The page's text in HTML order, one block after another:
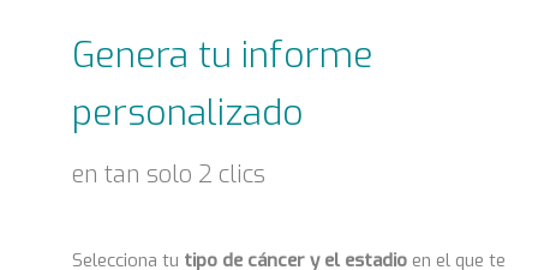
Genera tu informe
personalizado
en tan solo 2 clics
Selecciona tu tipo de cáncer y el estadio en el que te